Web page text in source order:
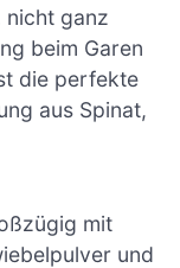
nicht ganz
beim Garen
die perfekte
aus Spinat,
mit
und